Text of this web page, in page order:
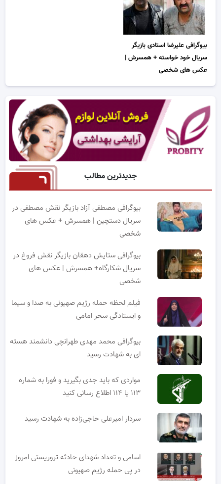
بیوگرافی علیرضا استادی بازیگر
سریال خود خواسته + همسرش |
عکس های شخصی
جدیدترین مطالب
بیوگرافی مصطفی آزاد بازیگر نقش مصطفی در
سریال دستچین | همسرش + عکس های
شخصی
بیوگرافی ستایش دهقان بازیگر نقش فروغ در
سریال شکارگاه+ همسرش | عکس های
شخصی
فیلم لحظه حمله رژیم صهیونی به صدا و سیما
و ایستادگی سحر امامی
بیوگرافی محمد مهدی طهرانچی دانشمند هسته
ای به شهادت رسید
مواردی که باید جدی بگیرید و فورا به شماره
۱۱۳ یا ۱۱۴ اطلاع رسانی کنید
سردار امیرعلی حاجی‌زاده به شهادت رسید
اسامی و تعداد شهدای حادثه تروریستی امروز
در پی حمله رژیم صهیونی